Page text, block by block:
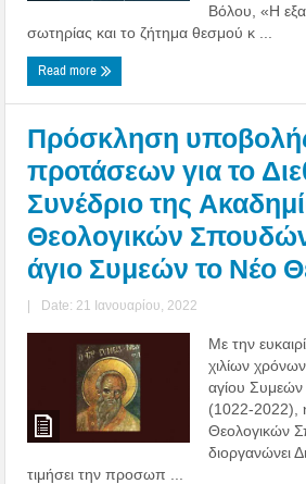
Βόλου, «Η
σωτηρίας και το ζήτημα θεσμού κ ...
Read more
Πρόσκληση
προτάσεων για το
Συνέδριο της
Θεολογικών
άγιο Συμεών το Νέο
| Date: 21 Ιανουαρίου, 2022
Με την
χιλίων
αγίου
(1022-2022),
Θεολογικών
διοργανώνει
τιμήσει την προσωπ ...